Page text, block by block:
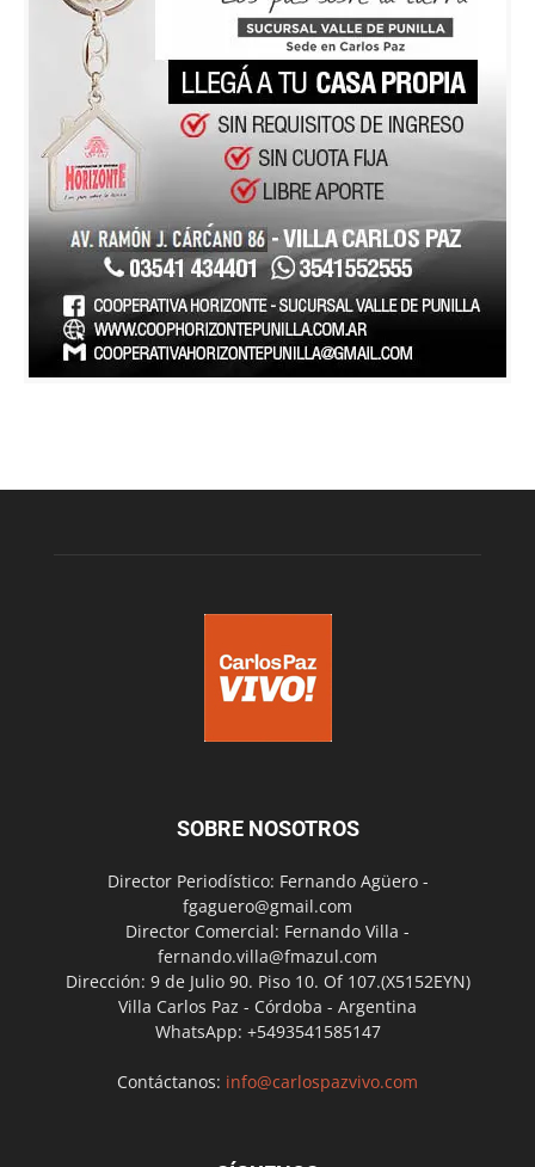
SOBRE NOSOTROS
Director Periodístico: Fernando Agüero -
fgaguero@gmail.com
Director Comercial: Fernando Villa -
fernando.villa@fmazul.com
Dirección: 9 de Julio 90. Piso 10. Of 107.(X5152EYN)
Villa Carlos Paz - Córdoba - Argentina
WhatsApp: +5493541585147
Contáctanos: info@carlospazvivo.com